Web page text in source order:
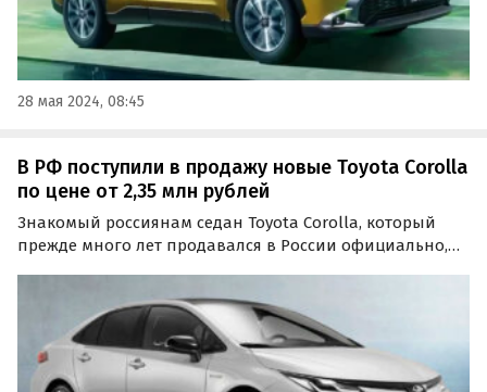
28 мая 2024, 08:45
В РФ поступили в продажу новые Toyota Corolla
по цене от 2,35 млн рублей
Знакомый россиянам седан Toyota Corolla, который
прежде много лет продавался в России официально,
классифайдов от 2 348 000 рублей, сообщают
«Автоновости дня».